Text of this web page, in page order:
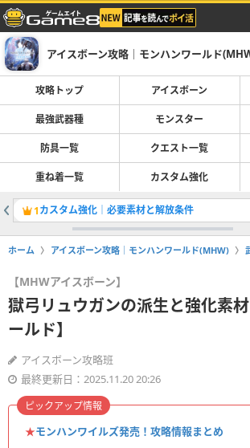
アイスボーン攻略｜モンハンワールド
攻略トップ アイスボーン
最強武器種 モンスター
防具一覧 クエスト一覧
重ね着一覧 カスタム強化
1カスタム強化｜必要素材と解放条件
ホーム アイスボーン攻略｜モンハンワールド(MHW)
【MHWアイスボーン】
獄弓リュウガンの派生と強化素
ールド】
アイスボーン攻略班
最終更新日：2025.11.20 20:26
★モンハンワイルズ発売！攻略情報まとめ
ピックアップ情報